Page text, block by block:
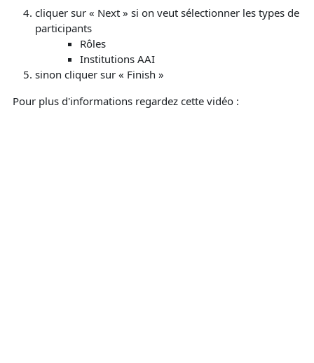
cliquer sur « Next » si on veut sélectionner les types de
participants
Rôles
Institutions AAI
sinon cliquer sur « Finish »
Pour plus d'informations regardez cette vidéo :